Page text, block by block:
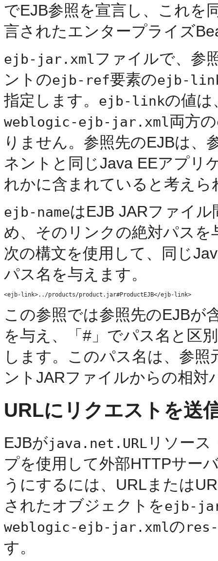
でEJB参照を宣言し、これを
言されたエンタープライズ
ejb-jar.xmlファイルで、参
ントのejb-ref要素のejb-
指定します。 ejb-linkの値は
weblogic-ejb-jar.xml両方の
りません。参照先のEJBは、
ネントと同じJava EEアプリ
れかに含まれていると考えら
ejb-nameはEJB JARファイ
め、そのリンクの絶対パス
次の構文を使用して、同じ
パス名を与えます。
この参照では参照先のEJBが
を与え、「#」でパス名と区
します。このパス名は、参
ントJARファイルからの相対
URLにリクエストを送
EJBがjava.net.URL リソー
プを使用して外部HTTPサー
うにするには、URLまたは
されたオブジェクトをejb-
weblogic-ejb-jar.xmlの
す。